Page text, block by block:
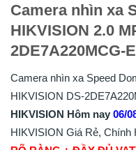
Camera nhìn xa
HIKVISION 2.0
2DE7A220MCG-
Camera nhìn xa Speed
HIKVISION DS-
HIKVISION Hôm nay 06/
HIKVISION Giá Rẻ, Chính